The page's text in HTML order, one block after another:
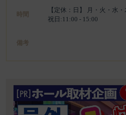
時間
【定休：日】 月・火・水
祝日:11:00 - 15:00
備考